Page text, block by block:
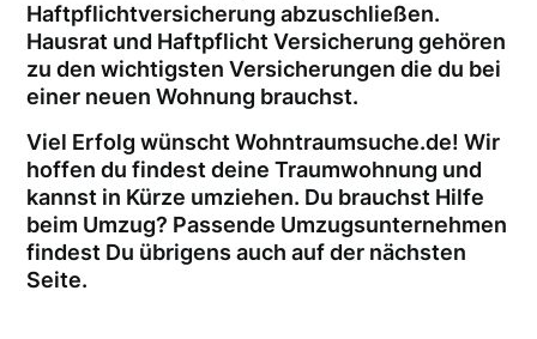
Haftpflichtversicherung abzuschließen.
Hausrat und Haftpflicht Versicherung gehören
zu den wichtigsten Versicherungen die du bei
einer neuen Wohnung brauchst.
Viel Erfolg wünscht Wohntraumsuche.de! Wir
hoffen du findest deine Traumwohnung und
kannst in Kürze umziehen. Du brauchst Hilfe
beim Umzug? Passende Umzugsunternehmen
findest Du übrigens auch auf der nächsten
Seite.